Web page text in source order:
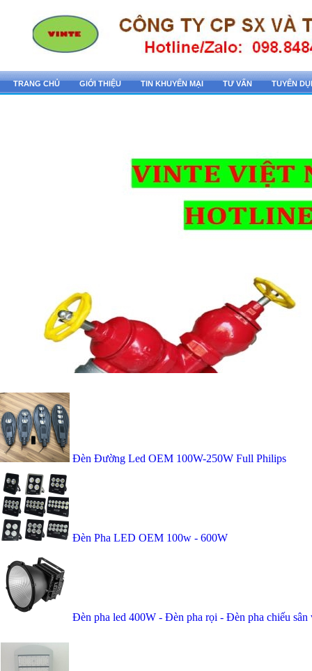
TRANG CHỦ GIỚI THIỆU TIN KHUYẾN MẠI TƯ VẤN TUYỂN
Đèn Đường Led OEM 100W-250W Full Philips
Đèn Pha LED OEM 100w - 600W
Đèn pha led 400W - Đèn pha rọi - Đèn pha chiếu sân